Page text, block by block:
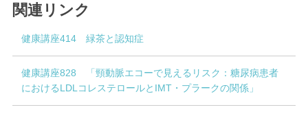
関連リンク
健康講座414 緑茶と認知症
健康講座828 「頸動脈エコーで見えるリスク：糖尿病患者
におけるLDLコレステロールとIMT・プラークの関係」